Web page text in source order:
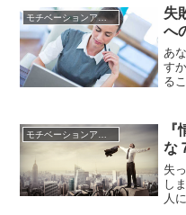
い
ょ
る
が
モチベーションアップの方法
失
へ
あ
す
る
め
た
術
か
な
失
し
人